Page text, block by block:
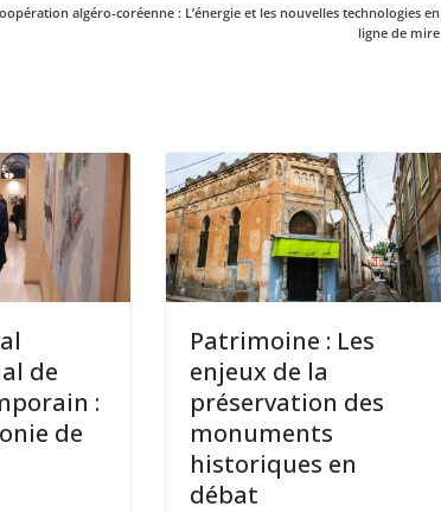
algéro-coréenne : L’énergie et les nouvelles technologies en
ligne de mire
de
:
de
Patrimoine : Les
enjeux de la
préservation des
monuments
historiques en
débat